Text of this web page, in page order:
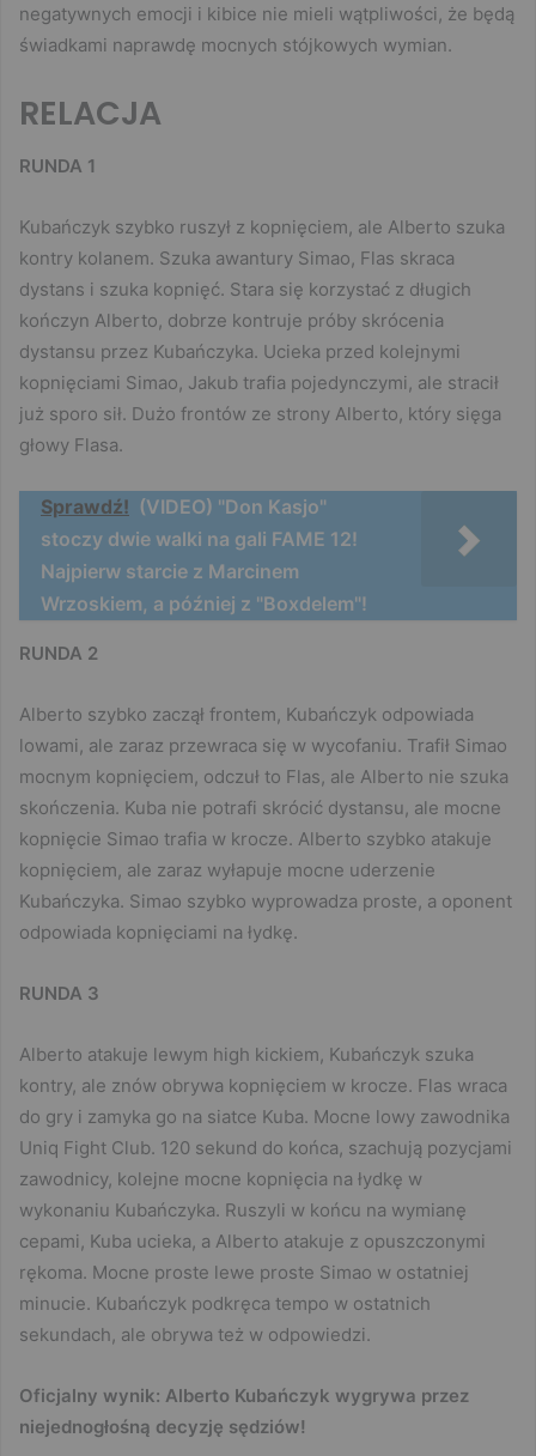
negatywnych emocji i kibice nie mieli wątpliwości, że będą
świadkami naprawdę mocnych stójkowych wymian.
RELACJA
RUNDA 1
Kubańczyk szybko ruszył z kopnięciem, ale Alberto szuka
kontry kolanem. Szuka awantury Simao, Flas skraca
dystans i szuka kopnięć. Stara się korzystać z długich
kończyn Alberto, dobrze kontruje próby skrócenia
dystansu przez Kubańczyka. Ucieka przed kolejnymi
kopnięciami Simao, Jakub trafia pojedynczymi, ale stracił
już sporo sił. Dużo frontów ze strony Alberto, który sięga
głowy Flasa.
Sprawdź! (VIDEO) "Don Kasjo"
stoczy dwie walki na gali FAME 12!
Najpierw starcie z Marcinem
Wrzoskiem, a później z "Boxdelem"!
RUNDA 2
Alberto szybko zaczął frontem, Kubańczyk odpowiada
lowami, ale zaraz przewraca się w wycofaniu. Trafił Simao
mocnym kopnięciem, odczuł to Flas, ale Alberto nie szuka
skończenia. Kuba nie potrafi skrócić dystansu, ale mocne
kopnięcie Simao trafia w krocze. Alberto szybko atakuje
kopnięciem, ale zaraz wyłapuje mocne uderzenie
Kubańczyka. Simao szybko wyprowadza proste, a oponent
odpowiada kopnięciami na łydkę.
RUNDA 3
Alberto atakuje lewym high kickiem, Kubańczyk szuka
kontry, ale znów obrywa kopnięciem w krocze. Flas wraca
do gry i zamyka go na siatce Kuba. Mocne lowy zawodnika
Uniq Fight Club. 120 sekund do końca, szachują pozycjami
zawodnicy, kolejne mocne kopnięcia na łydkę w
wykonaniu Kubańczyka. Ruszyli w końcu na wymianę
cepami, Kuba ucieka, a Alberto atakuje z opuszczonymi
rękoma. Mocne proste lewe proste Simao w ostatniej
minucie. Kubańczyk podkręca tempo w ostatnich
sekundach, ale obrywa też w odpowiedzi.
Oficjalny wynik: Alberto Kubańczyk wygrywa przez
niejednogłośną decyzję sędziów!